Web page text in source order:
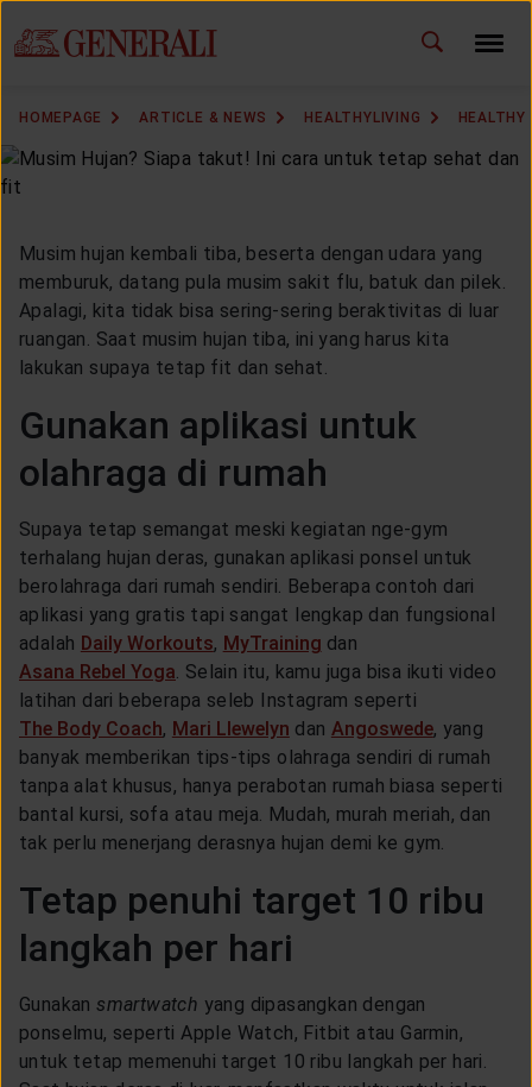
HOMEPAGE ARTICLE & NEWS HEALTHYLIVING HEALTHY
Musim hujan kembali tiba, beserta dengan udara yang
memburuk, datang pula musim sakit flu, batuk dan pilek.
Apalagi, kita tidak bisa sering-sering beraktivitas di luar
ruangan. Saat musim hujan tiba, ini yang harus kita
lakukan supaya tetap fit dan sehat.
Gunakan aplikasi untuk
olahraga di rumah
Supaya tetap semangat meski kegiatan nge-gym
terhalang hujan deras, gunakan aplikasi ponsel untuk
berolahraga dari rumah sendiri. Beberapa contoh dari
aplikasi yang gratis tapi sangat lengkap dan fungsional
adalah Daily Workouts, MyTraining dan
Asana Rebel Yoga . Selain itu, kamu juga bisa ikuti video
latihan dari beberapa seleb Instagram seperti
The Body Coach, Mari Llewelyn dan Angoswede, yang
banyak memberikan tips-tips olahraga sendiri di rumah
tanpa alat khusus, hanya perabotan rumah biasa seperti
bantal kursi, sofa atau meja. Mudah, murah meriah, dan
tak perlu menerjang derasnya hujan demi ke gym.
Tetap penuhi target 10 ribu
langkah per hari
Gunakansmartwatch yang dipasangkan dengan
ponselmu, seperti Apple Watch, Fitbit atau Garmin,
untuk tetap memenuhi target 10 ribu langkah per hari.
CHANGE LANGUAGE ID EN
MARKETING OFFICE
INSURANCE DICTIONARY
OUR SOLUTION
CUSTOMER SERVICE
ARTICLE & NEWS
ABOUT GENERALI
EVENTS